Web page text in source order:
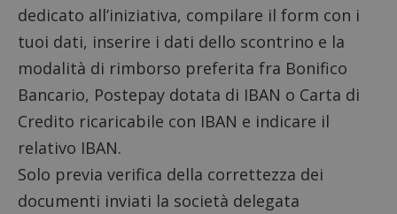
dedicato all’iniziativa, compilare il form con i
tuoi dati, inserire i dati dello scontrino e la
modalità di rimborso preferita fra Bonifico
Bancario, Postepay dotata di IBAN o Carta di
Credito ricaricabile con IBAN e indicare il
relativo IBAN.
Solo previa verifica della correttezza dei
documenti inviati la società delegata